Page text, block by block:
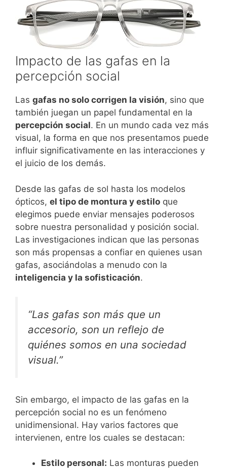
Impacto de las gafas en la
percepción social
Las gafas no solo corrigen la visión, sino que
también juegan un papel fundamental en la
percepción social. En un mundo cada vez más
visual, la forma en que nos presentamos puede
influir significativamente en las interacciones y
el juicio de los demás.
Desde las gafas de sol hasta los modelos
ópticos, el tipo de montura y estilo que
elegimos puede enviar mensajes poderosos
sobre nuestra personalidad y posición social.
Las investigaciones indican que las personas
son más propensas a confiar en quienes usan
gafas, asociándolas a menudo con la
inteligencia y la sofisticación.
“Las gafas son más que un
accesorio, son un reflejo de
quiénes somos en una sociedad
visual.”
Sin embargo, el impacto de las gafas en la
percepción social no es un fenómeno
unidimensional. Hay varios factores que
intervienen, entre los cuales se destacan:
Estilo personal: Las monturas pueden